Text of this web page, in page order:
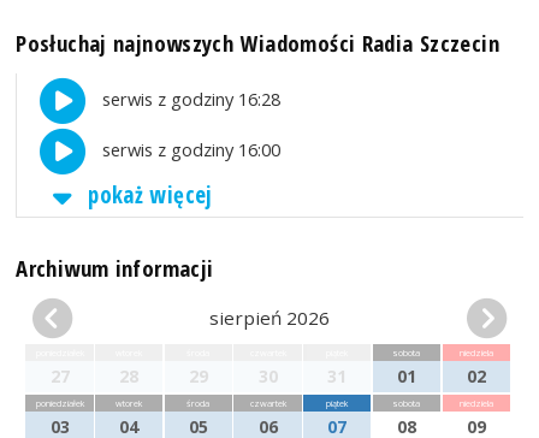
Posłuchaj najnowszych Wiadomości Radia Szczecin
serwis z godziny 16:28
serwis z godziny 16:00
pokaż więcej
Archiwum informacji
sierpień 2026
27 28 29 30 31
sobota
01
niedziela
02
poniedziałek
03
wtorek
04
środa
05
czwartek
06
piątek
07
sobota
08
niedziela
09